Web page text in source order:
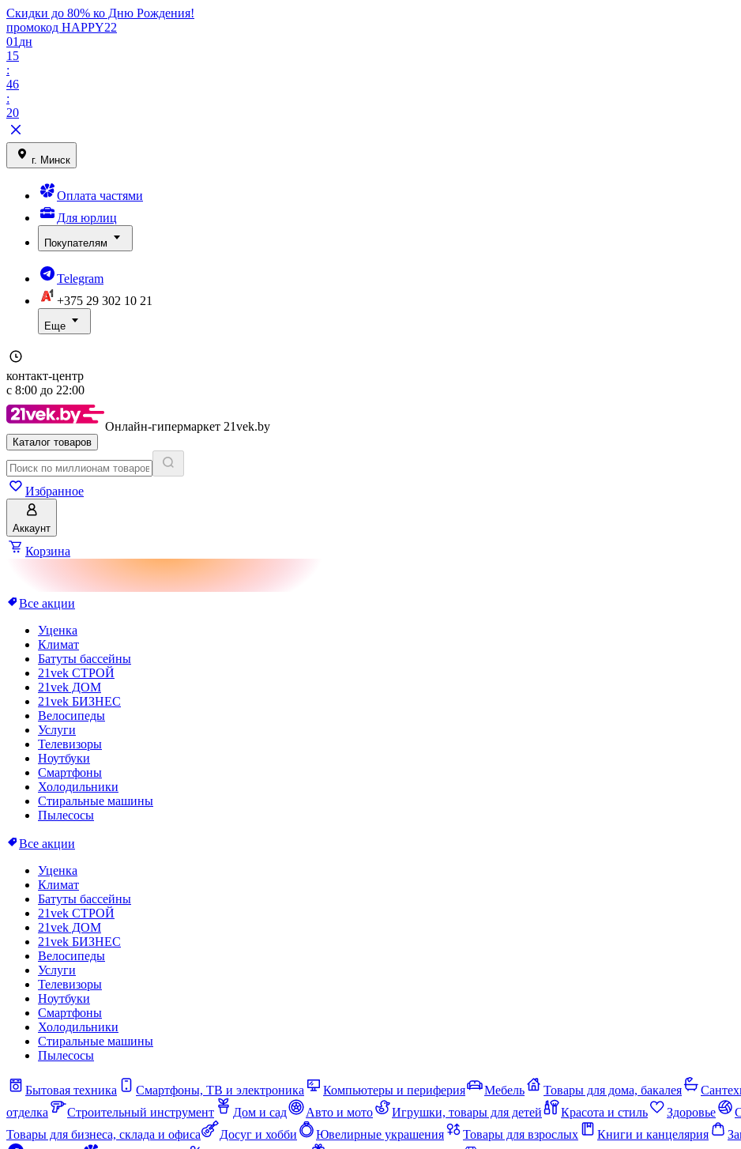
Скидки до 80% ко Дню Рождения!
промокод HAPPY22
01 дн
15
:
46
:
20
г. Минск
Оплата частями
Для юрлиц
Покупателям
Telegram
+375 29 302 10 21
Еще
контакт-центр
с 8:00 до 22:00
Онлайн-гипермаркет 21vek.by
Каталог товаров
Избранное
Аккаунт
Корзина
Все акции
Уценка
Климат
Батуты бассейны
21vek СТРОЙ
21vek ДОМ
21vek БИЗНЕС
Велосипеды
Услуги
Телевизоры
Ноутбуки
Смартфоны
Холодильники
Стиральные машины
Пылесосы
Все акции
Уценка
Климат
Батуты бассейны
21vek СТРОЙ
21vek ДОМ
21vek БИЗНЕС
Велосипеды
Услуги
Телевизоры
Ноутбуки
Смартфоны
Холодильники
Стиральные машины
Пылесосы
Бытовая техника Смартфоны, ТВ и электроника Компьютеры и периферия Мебель Товары для дома, бакалея
отделка
Строительный инструмент Дом и сад Авто и мото Игрушки, товары для детей Красота и стиль Здоровье
Товары для бизнеса, склада и офиса
Досуг и хобби Ювелирные украшения Товары для взрослых Книги и канцелярия